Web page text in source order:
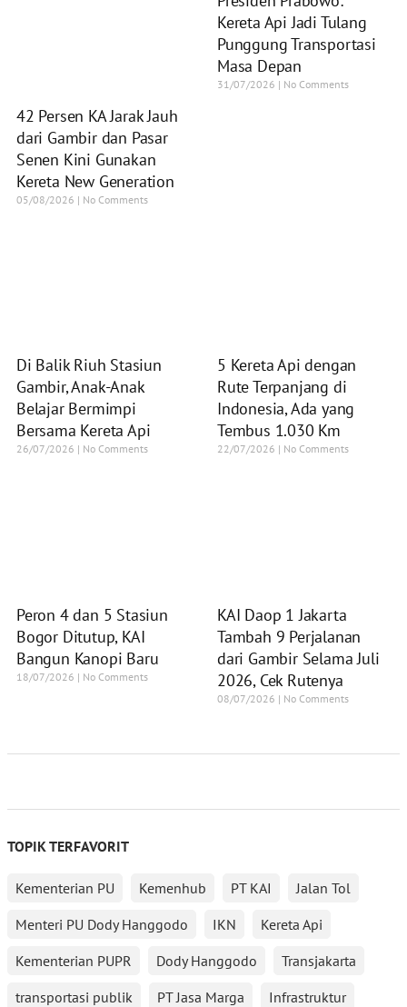
42 Persen KA Jarak Jauh
dari Gambir dan Pasar
Senen Kini Gunakan
Kereta New Generation
05/08/2026 No Comments
Kereta Api Jadi Tulang
Punggung Transportasi
Masa Depan
31/07/2026 No Comments
Di Balik Riuh Stasiun
Gambir, Anak-Anak
Belajar Bermimpi
Bersama Kereta Api
26/07/2026 No Comments
5 Kereta Api dengan
Rute Terpanjang di
Indonesia, Ada yang
Tembus 1.030 Km
22/07/2026 No Comments
Peron 4 dan 5 Stasiun
Bogor Ditutup, KAI
Bangun Kanopi Baru
18/07/2026 No Comments
KAI Daop 1 Jakarta
Tambah 9 Perjalanan
dari Gambir Selama Juli
2026, Cek Rutenya
08/07/2026 No Comments
TOPIK TERFAVORIT
Kementerian PU Kemenhub PT KAI
Jalan Tol
Menteri PU Dody Hanggodo
IKN
Kereta Api
Kementerian PUPR
Dody Hanggodo
Transjakarta
transportasi publik
PT Jasa Marga
Infrastruktur